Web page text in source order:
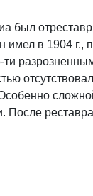
был
имел в 1904